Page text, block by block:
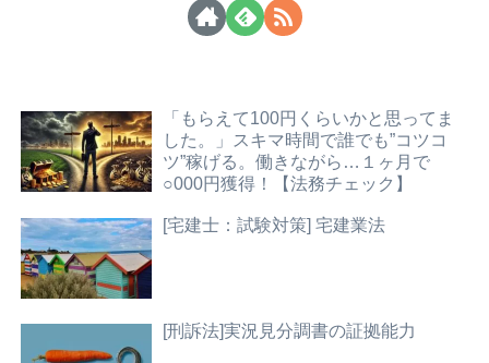
「もらえて100円くらいかと思ってま
した。」スキマ時間で誰でも”コツコ
ツ”稼げる。働きながら…１ヶ月で
○000円獲得！【法務チェック】
[宅建士：試験対策] 宅建業法
[刑訴法]実況見分調書の証拠能力